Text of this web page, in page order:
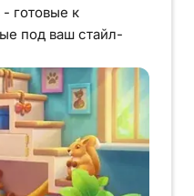
- готовые к
под ваш стайл-